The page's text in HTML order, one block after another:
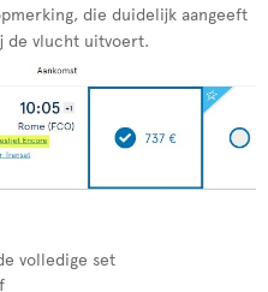
die duidelijk aangeeft
de vlucht uitvoert.
volledige set